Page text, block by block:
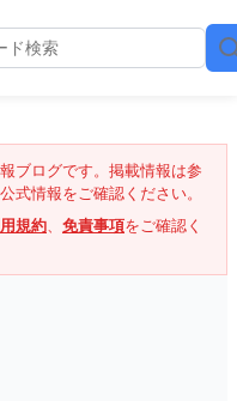
ブログです。掲載情報は参
式情報をご確認ください。
規約、 免責事項をご確認く